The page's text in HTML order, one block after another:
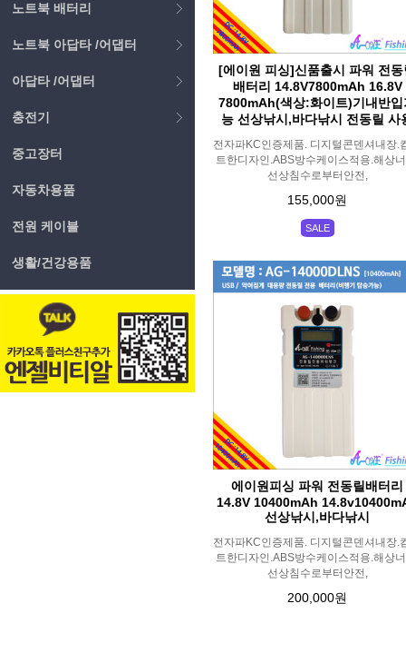
노트북 배터리
노트북 아답타 /어댑터
아답타 /어댑터
충전기
중고장터
자동차용품
전원 케이블
생활/건강용품
[에이원 피싱]신품출시 파워 전동
배터리 14.8V7800mAh 16.8V
7800mAh(색상:화이트)기내반입
능 선상낚시,바다낚시 전동릴 사
전자파KC인증제품. 디지털콘덴셔내장.
트한디자인.ABS방수케이스적용.해상
선상침수로부터안전,
155,000원
SALE
에이원피싱 파워 전동릴배터리
14.8V 10400mAh
선상낚시,바다낚시
전자파KC인증제품. 디지털콘덴셔내장.
트한디자인.ABS방수케이스적용.해상
선상침수로부터안전,
200,000원